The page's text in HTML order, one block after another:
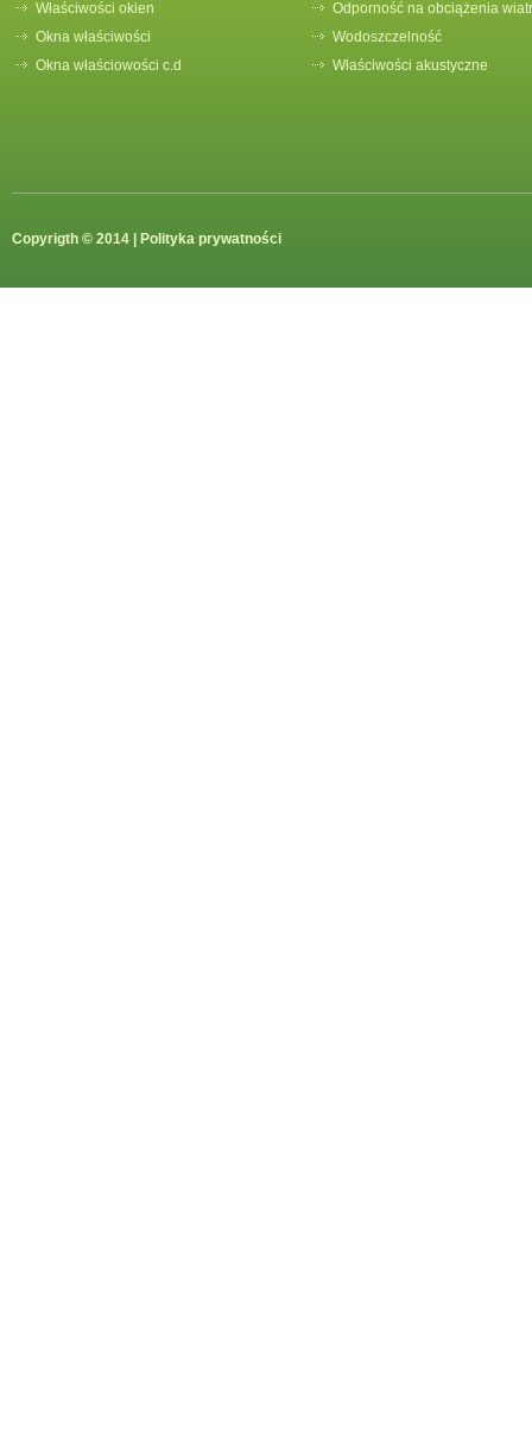
Właściwości okien
Okna właściwości
Okna właściowości c.d
Odporność na obciążenia
Wodoszczelność
Właściwości akustyczne
Copyrigth © 2014 | Polityka prywatności